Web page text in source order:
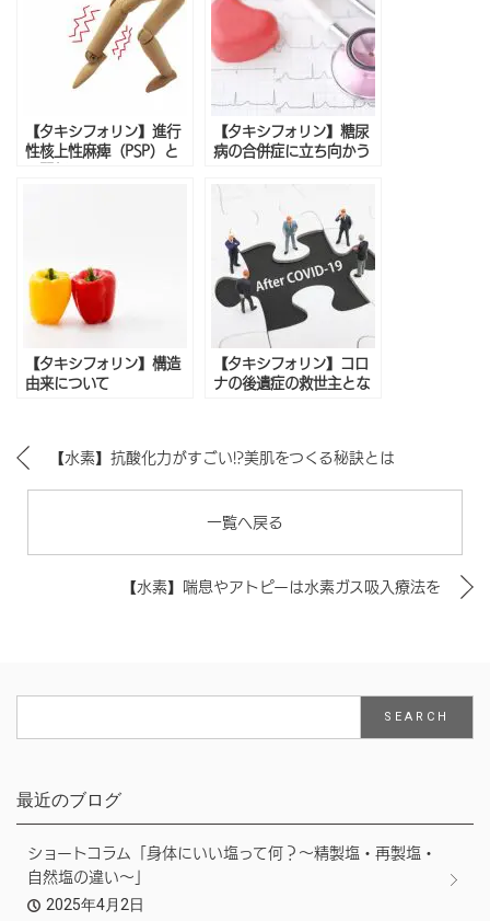
【タキシフォリン】進行
性核上性麻痺（PSP）と
【タキシフォリン】糖尿
病の合併症に立ち向かう
【タキシフォリン】構造
由来について
【タキシフォリン】コロ
ナの後遺症の救世主とな
【水素】抗酸化力がすごい!?美肌をつくる秘訣とは
一覧へ戻る
【水素】喘息やアトピーは水素ガス吸入療法を
最近のブログ
ショートコラム「身体にいい塩って何？～精製塩・再製塩・
自然塩の違い～」
2025年4月2日